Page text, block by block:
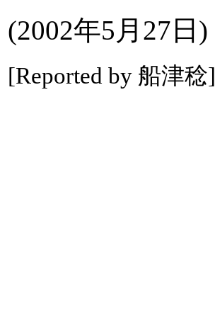
(2002年5月27日)
[Reported by 船津稔]